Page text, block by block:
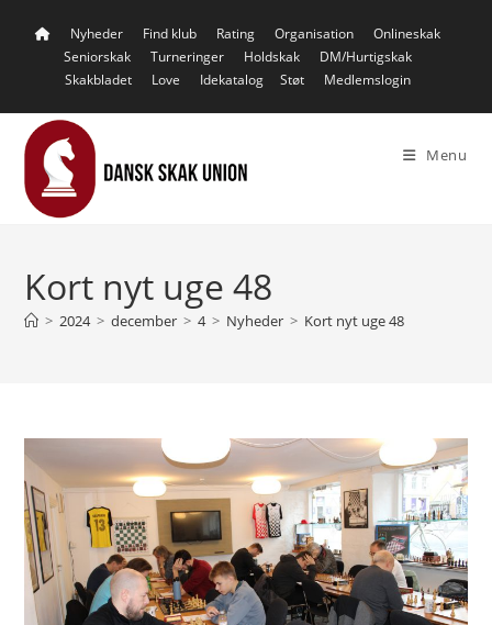
Nyheder Find klub Rating Organisation
Onlineskak
Seniorskak
Turneringer Holdskak
DM/Hurtigskak
Skakbladet
Love Idekatalog Støt Medlemslogin
Menu
Kort nyt uge 48
> 2024 > december > 4 > Nyheder > Kort nyt uge 48